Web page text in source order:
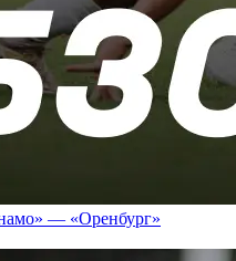
— «Оренбург»